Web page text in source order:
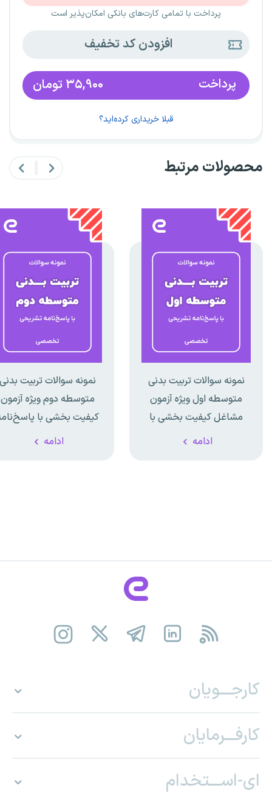
پرداخت با تمامی کارت‌های بانکی امکان‌پذیر است
افزودن کد تخفیف
پرداخت ۳۵,۹۰۰ تومان
قبلا خریداری کرده‌اید؟
محصولات مرتبط
نمونه سوالات تربیت بدنی
متوسطه اول ویژه آزمون
مشاغل کیفیت بخشی با
پاسخ‌نامه تشریحی
ادامه
نمونه سوالات تربیت
متوسطه دوم ویژه آزمون
کیفیت بخشی با
تشریحی
ادامه
کارجـــویان
کارفـــرمایان
ای-اســـتخدام